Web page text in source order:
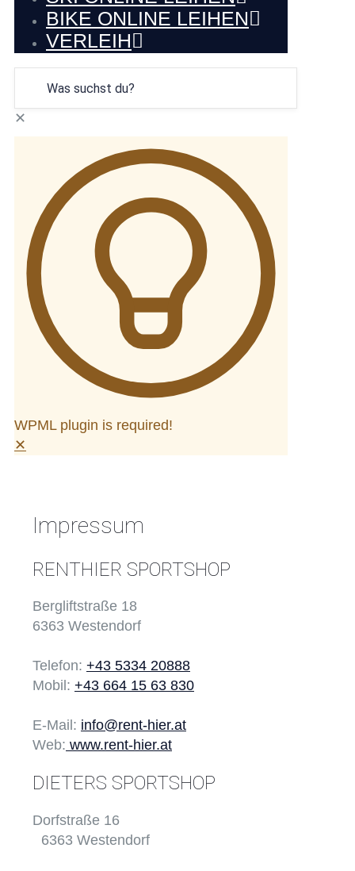
BIKE ONLINE LEIHEN
VERLEIH
✕
WPML plugin is required!
✕
Impressum
RENTHIER SPORTSHOP
Bergliftstraße 18
6363 Westendorf
Telefon: +43 5334 20888
Mobil: +43 664 15 63 830
E-Mail: info@rent-hier.at
Web: www.rent-hier.at
DIETERS SPORTSHOP
Dorfstraße 16
6363 Westendorf